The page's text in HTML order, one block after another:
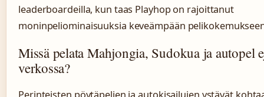
leaderboardeilla, kun taas Playhop on rajoittanut
moninpeliominaisuuksia keveämpään
Missä pelata Mahjongia, Sudokua ja autopel
verkossa?